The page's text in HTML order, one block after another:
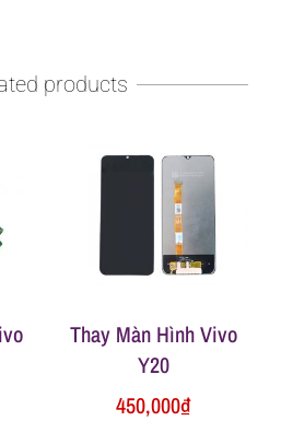
products
Thay Màn Hình Vivo
Y20
450,000₫